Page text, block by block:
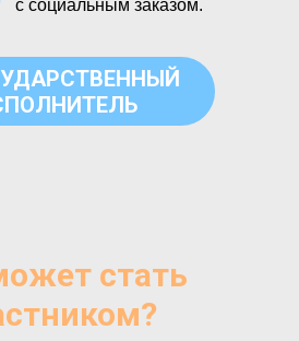
с социальным заказом.
стать